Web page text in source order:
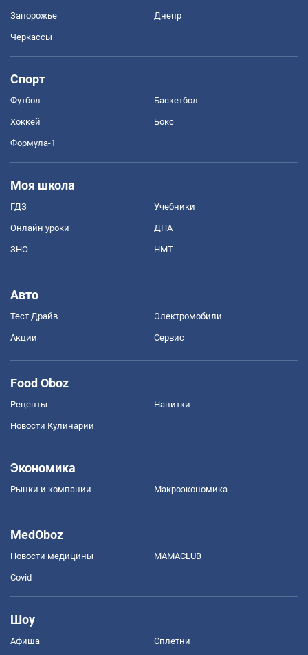
Запорожье Днепр
Черкассы
Спорт
Футбол Баскетбол
Хоккей Бокс
Формула-1
Моя школа
ГДЗ Учебники
Онлайн уроки ДПА
ЗНО НМТ
Авто
Тест Драйв Электромобили
Акции Сервис
Food Oboz
Рецепты Напитки
Новости Кулинарии
Экономика
Рынки и компании Mакроэкономика
MedOboz
Новости медицины MAMACLUB
Covid
Шоу
Афиша Сплетни